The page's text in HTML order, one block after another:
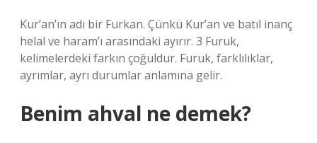
Kur’an’ın adı bir Furkan. Çünkü Kur’an ve batıl inanç
helal ve haram’ı arasındaki ayırır. 3 Furuk,
kelimelerdeki farkın çoğuldur. Furuk, farklılıklar,
ayrımlar, ayrı durumlar anlamına gelir.
Benim ahval ne demek?